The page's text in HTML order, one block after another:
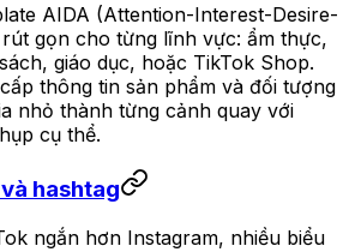
AIDA (Attention-Interest-Desire-
gọn cho từng lĩnh vực: ẩm thực,
giáo dục, hoặc TikTok Shop.
thông tin sản phẩm và đối tượng
nhỏ thành từng cảnh quay với
cụ thể.
hashtag
ngắn hơn Instagram, nhiều biểu